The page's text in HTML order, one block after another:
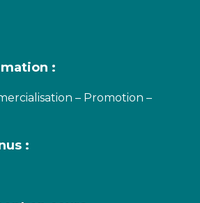
:
– Promotion –
: